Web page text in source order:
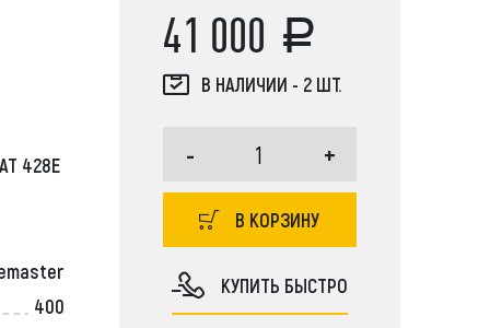
JCB, Case, Liebherr, Bobcat, Komatsu,
Doosan, Hitachi, Kobelco, Tadano, Aichi,
Dong Yang, New Holland, John Deere
428E
400
41 000
В НАЛИЧИИ - 2 ШТ.
- +
В КОРЗИНУ
КУПИТЬ БЫСТРО